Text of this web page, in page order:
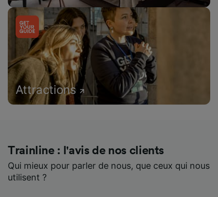
Attractions
Trainline : l'avis de nos clients
Qui mieux pour parler de nous, que ceux qui nous
utilisent ?